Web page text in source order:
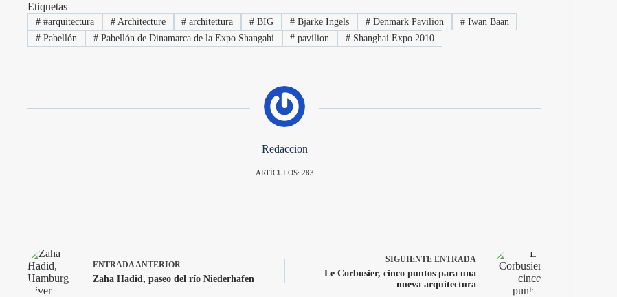
Etiquetas
##arquitectura #Architecture # architettura # BIG # Bjarke Ingels #Denmark Pavilion #Iwan Baan
#Pabellón #Pabellón de Dinamarca de la Expo Shangahi # pavilion # Shanghai Expo 2010
Redaccion
ARTÍCULOS: 283
ENTRADAANTERIOR
Zaha Hadid, paseo del río Niederhafen
SIGUIENTE ENTRADA
Le Corbusier, cinco puntos para una
nueva arquitectura